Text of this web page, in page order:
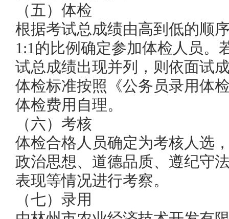
（五）体检
根据考试总成绩由高到低的顺
1:1的比例确定参加体检人员。
试总成绩出现并列，则依面试
体检标准按照《公务员录用体
体检费用自理。
（六）考核
体检合格人员确定为考核人选
政治思想、道德品质、遵纪守
表现等情况进行考察。
（七）录用